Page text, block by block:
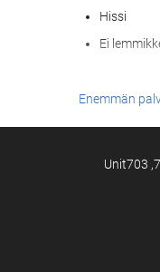
Hissi
Ei
24h-
Enemmän
Unit703